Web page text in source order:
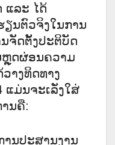
ແລະ ໄດ້
ນຕົວຈິງໃນການ
ຈັດຕັ້ງປະຕິບັດ
ຫຼຸດຜ່ອນຄວາມ
າງທິດທາງ
ແມ່ນຈະເລັ່ງໃສ່
ນຄື:
ານປະສານງານ